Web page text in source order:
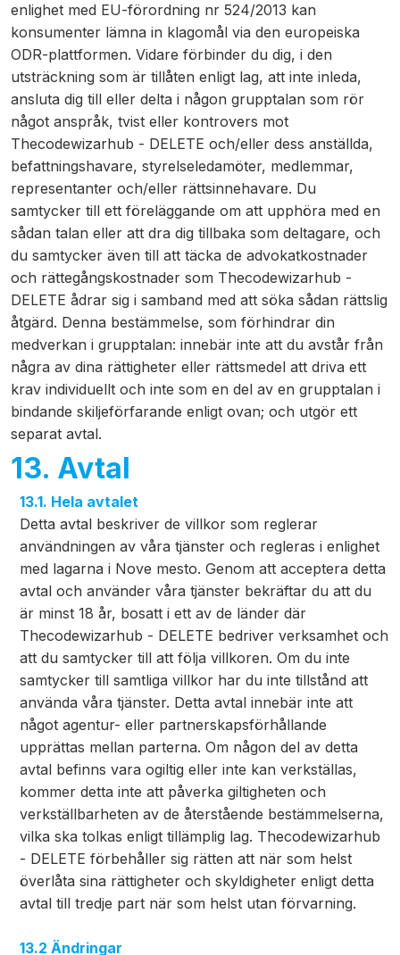
enlighet med EU-förordning nr 524/2013 kan
konsumenter lämna in klagomål via den europeiska
ODR-plattformen. Vidare förbinder du dig, i den
utsträckning som är tillåten enligt lag, att inte inleda,
ansluta dig till eller delta i någon grupptalan som rör
något anspråk, tvist eller kontrovers mot
Thecodewizarhub - DELETE och/eller dess anställda,
befattningshavare, styrelseledamöter, medlemmar,
representanter och/eller rättsinnehavare. Du
samtycker till ett föreläggande om att upphöra med en
sådan talan eller att dra dig tillbaka som deltagare, och
du samtycker även till att täcka de advokatkostnader
och rättegångskostnader som Thecodewizarhub -
DELETE ådrar sig i samband med att söka sådan rättslig
åtgärd. Denna bestämmelse, som förhindrar din
medverkan i grupptalan: innebär inte att du avstår från
några av dina rättigheter eller rättsmedel att driva ett
krav individuellt och inte som en del av en grupptalan i
bindande skiljeförfarande enligt ovan; och utgör ett
separat avtal.
13. Avtal
13.1. Hela avtalet
Detta avtal beskriver de villkor som reglerar
användningen av våra tjänster och regleras i enlighet
med lagarna i Nove mesto. Genom att acceptera detta
avtal och använder våra tjänster bekräftar du att du
är minst 18 år, bosatt i ett av de länder där
Thecodewizarhub - DELETE bedriver verksamhet och
att du samtycker till att följa villkoren. Om du inte
samtycker till samtliga villkor har du inte tillstånd att
använda våra tjänster. Detta avtal innebär inte att
något agentur- eller partnerskapsförhållande
upprättas mellan parterna. Om någon del av detta
avtal befinns vara ogiltig eller inte kan verkställas,
kommer detta inte att påverka giltigheten och
verkställbarheten av de återstående bestämmelserna,
vilka ska tolkas enligt tillämplig lag. Thecodewizarhub
- DELETE förbehåller sig rätten att när som helst
överlåta sina rättigheter och skyldigheter enligt detta
avtal till tredje part när som helst utan förvarning.
13.2 Ändringar